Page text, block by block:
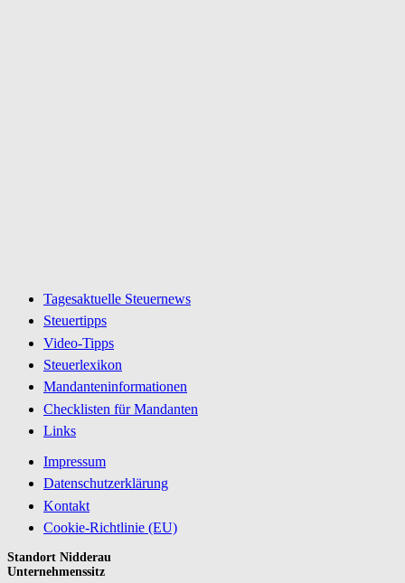
Tagesaktuelle Steuernews
Steuertipps
Video-Tipps
Steuerlexikon
Mandanteninformationen
Checklisten für Mandanten
Links
Impressum
Datenschutzerklärung
Kontakt
Cookie-Richtlinie (EU)
Standort Nidderau
Unternehmenssitz